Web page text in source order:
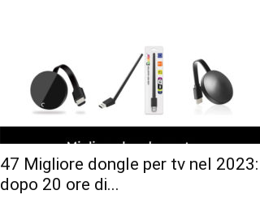
47 Migliore dongle per tv nel 2023:
dopo 20 ore di...